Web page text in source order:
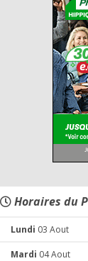
Horaires du
Lundi 03 Aout
Mardi 04 Aout